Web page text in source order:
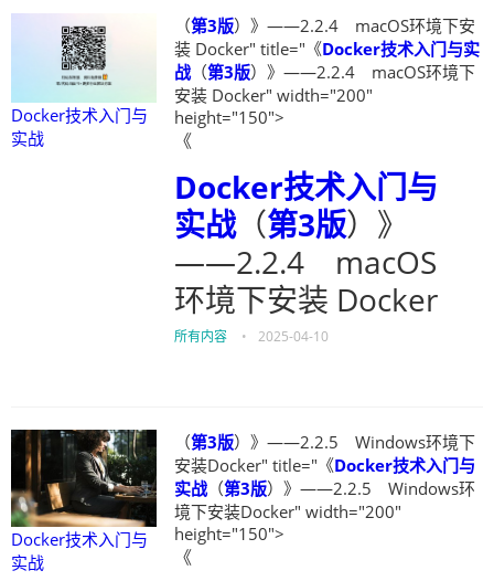
Docker技术入门与
实战
（第3版）》——2.2.4 macOS环境下安
装 Docker" title="《Docker技术入门与实
战（第3版）》——2.2.4 macOS环境下
安装 Docker" width="200"
height="150">
《
Docker技术入门与
实战（第3版）》
——2.2.4 macOS
环境下安装 Docker
所有内容 • 2025-04-10
Docker技术入门与
实战
（第3版）》——2.2.5 Windows环境下
安装Docker" title="《Docker技术入门与
实战（第3版）》——2.2.5 Windows环
境下安装Docker" width="200"
height="150">
《